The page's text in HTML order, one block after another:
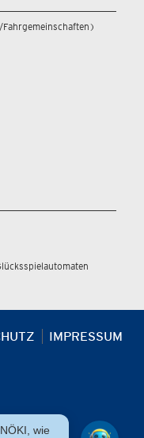
IMPRESSUM
wie